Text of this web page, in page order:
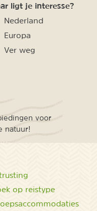
ligt je interesse?
Nederland
Europa
Ver weg
voor
natuur!
op reistype